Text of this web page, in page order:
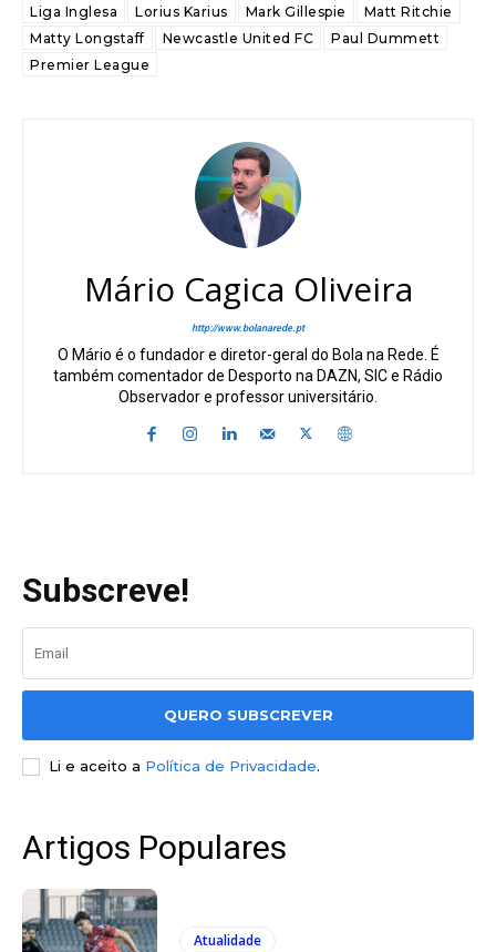
Liga Inglesa
Lorius Karius Mark Gillespie
Matt Ritchie
Matty Longstaff
Newcastle United FC
Paul Dummett
Premier League
Mário Cagica Oliveira
http://www.bolanarede.pt
O Mário é o fundador e diretor-geral do Bola na Rede. É
também comentador de Desporto na DAZN, SIC e Rádio
Observador e professor universitário.
Subscreve!
QUERO SUBSCREVER
Li e aceito a Política de Privacidade.
Artigos Populares
Atualidade